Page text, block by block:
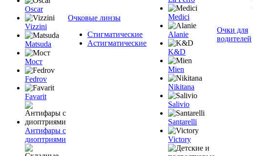
Oscar
Vizzini
Matsuda
Мост
Fedrov
Favarit
Антифары с
диоптриями
Очковые линзы
Стигматические
Астигматические
Medici
Alanie
K&D
Mien
Nikitana
Salivio
Santarelli
Victory
Очки для
водителей